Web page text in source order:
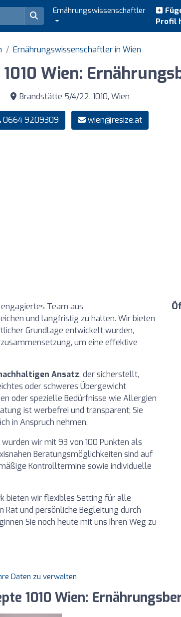
Ernährungswissenschaftler
Profil
Ernährungswissenschaftler in Wien
Wien:
Brandstätte 5/4/22, 1010, Wien
0664 9209309 wien@resize.at
Team aus
und langfristig zu halten. Wir bieten
Grundlage entwickelt wurden,
um eine effektive
Ansatz, der sicherstellt,
oder schweres Übergewicht
oder spezielle Bedürfnisse wie Allergien
ist werbefrei und transparent; Sie
in Anspruch nehmen.
wir mit 93 von 100 Punkten als
Beratungsmöglichkeiten sind auf
Kontrolltermine sowie individuelle
bieten wir flexibles Setting für alle
und persönliche Begleitung durch
Sie noch heute mit uns Ihren Weg zu
Daten zu verwalten
1010 Wien: